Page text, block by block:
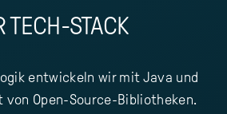
TECH-STACK
entwickeln wir mit Java und
von Open-Source-Bibliotheken.